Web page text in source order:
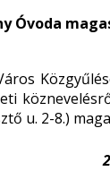
Óvoda
u. 2-8.)